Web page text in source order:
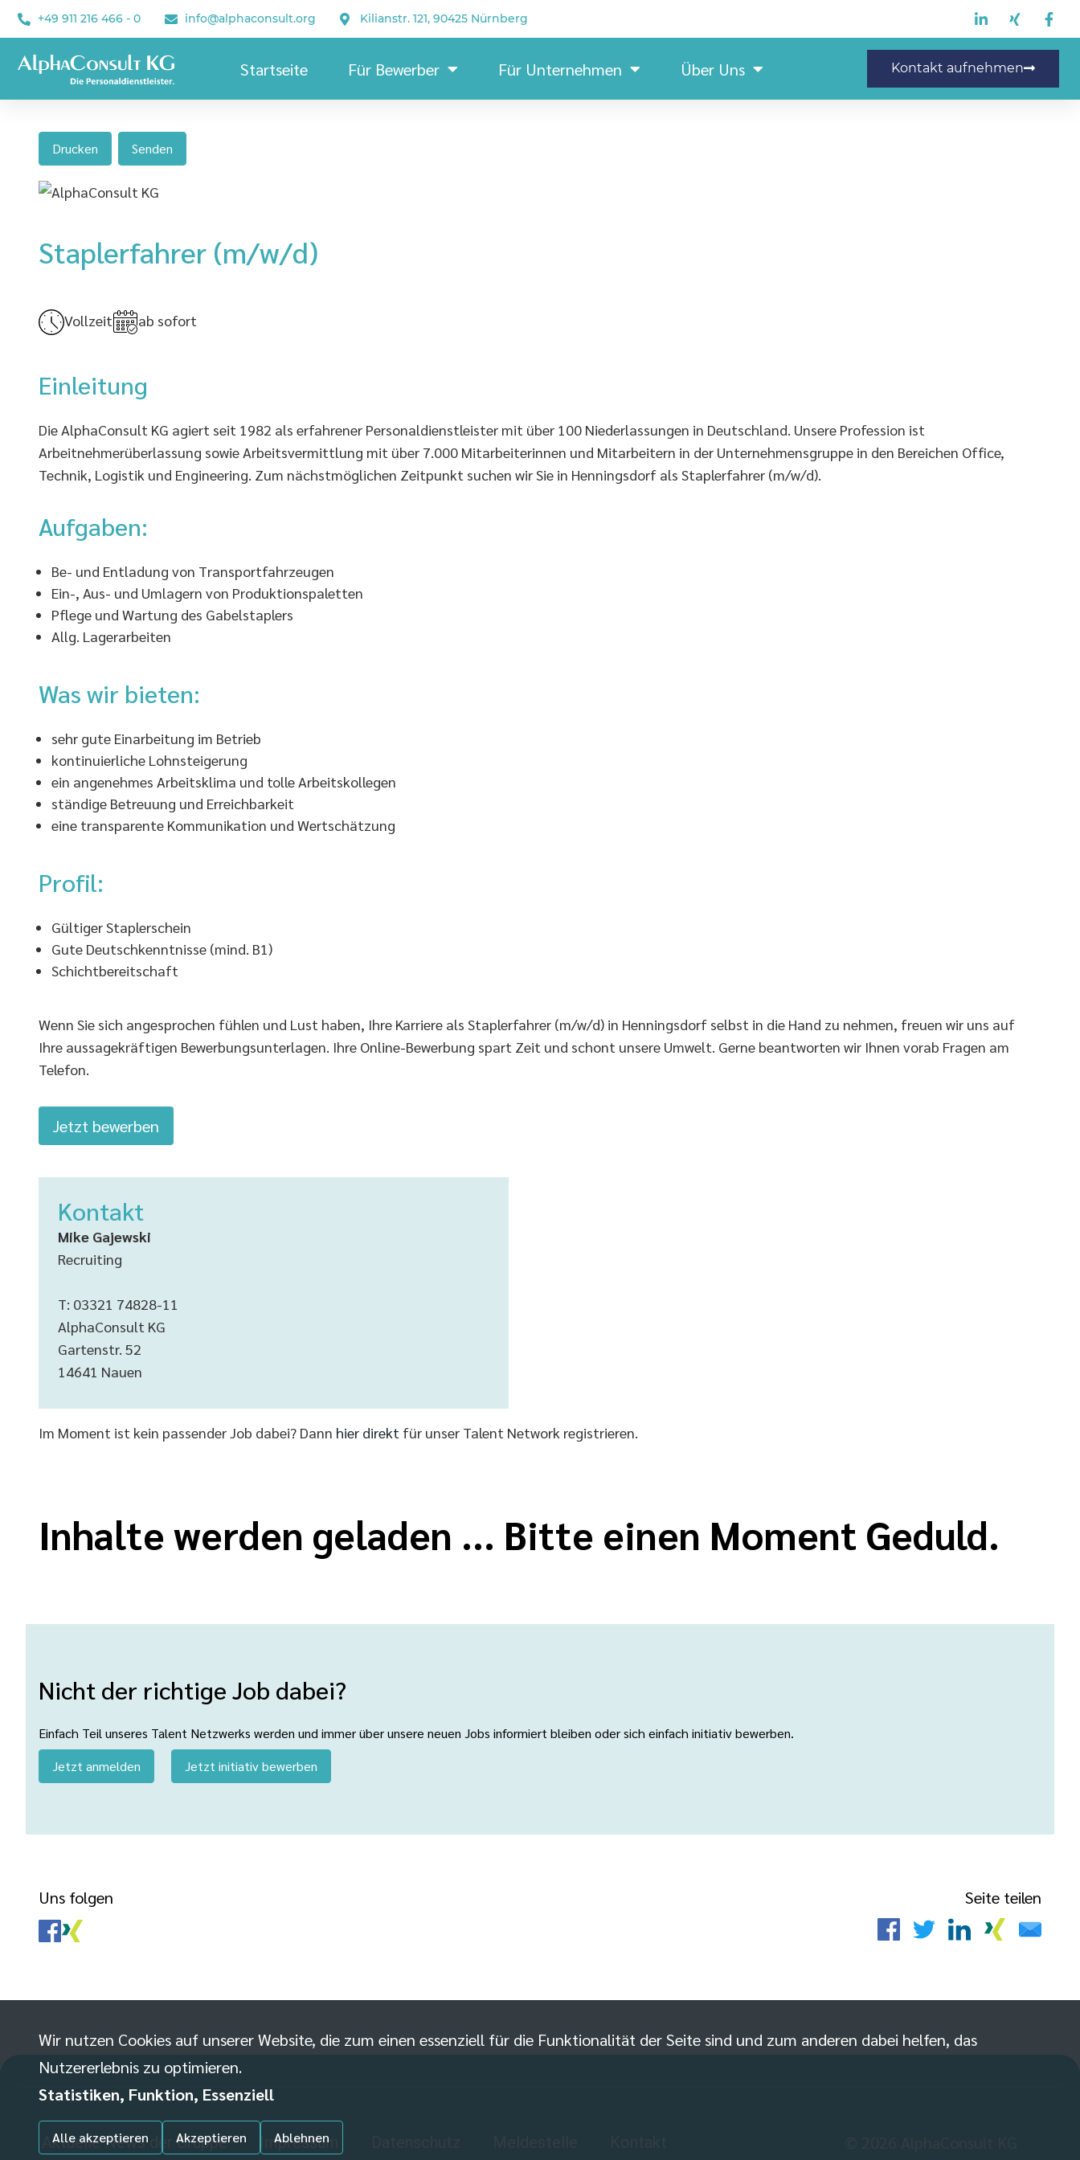
+49 911 216 466 - 0 info@alphaconsult.org Kilianstr. 121, 90425 Nürnberg
Startseite Für Bewerber Für Unternehmen Über Uns Kontakt aufnehmen
Drucken Senden
Staplerfahrer (m/w/d)
Vollzeit ab sofort
Einleitung
Die AlphaConsult KG agiert seit 1982 als erfahrener Personaldienstleister mit über 100 Niederlassungen in Deutschland. Unsere Profession ist
Arbeitnehmerüberlassung sowie Arbeitsvermittlung mit über 7.000 Mitarbeiterinnen und Mitarbeitern in der Unternehmensgruppe in den Bereichen Office,
Technik, Logistik und Engineering. Zum nächstmöglichen Zeitpunkt suchen wir Sie in Henningsdorf als Staplerfahrer (m/w/d).
Aufgaben:
Be- und Entladung von Transportfahrzeugen
Ein-, Aus- und Umlagern von Produktionspaletten
Pflege und Wartung des Gabelstaplers
Allg. Lagerarbeiten
Was wir bieten:
sehr gute Einarbeitung im Betrieb
kontinuierliche Lohnsteigerung
ein angenehmes Arbeitsklima und tolle Arbeitskollegen
ständige Betreuung und Erreichbarkeit
eine transparente Kommunikation und Wertschätzung
Profil:
Gültiger Staplerschein
Gute Deutschkenntnisse (mind. B1)
Schichtbereitschaft
Wenn Sie sich angesprochen fühlen und Lust haben, Ihre Karriere als Staplerfahrer (m/w/d) in Henningsdorf selbst in die Hand zu nehmen, freuen wir uns auf
Ihre aussagekräftigen Bewerbungsunterlagen. Ihre Online-Bewerbung spart Zeit und schont unsere Umwelt. Gerne beantworten wir Ihnen vorab Fragen am
Telefon.
Jetzt bewerben
Kontakt
Mike Gajewski
Recruiting
T: 03321 74828-11
AlphaConsult KG
Gartenstr. 52
14641 Nauen
Im Moment ist kein passender Job dabei? Dann hier direkt für unser Talent Network registrieren.
Inhalte werden geladen ... Bitte einen Moment Geduld.
Nicht der richtige Job dabei?
Einfach Teil unseres Talent Netzwerks werden und immer über unsere neuen Jobs informiert bleiben oder sich einfach initiativ bewerben.
Jetzt anmelden
Jetzt initiativ bewerben
Uns folgen Seite teilen
Aktuelle News der Gruppe Impressum
Wir nutzen Cookies auf unserer Website, die zum einen essenziell für die Funktionalität der Seite sind und zum anderen dabei helfen, das
Nutzererlebnis zu optimieren.
Statistiken, Funktion, Essenziell
Ablehnen
Alle akzeptieren Akzeptieren